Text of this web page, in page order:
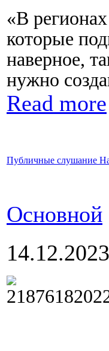
«В
которые
наверное,
нужно
Read more
Публичные слушание
Основной